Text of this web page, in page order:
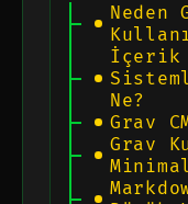
Neden
İçerik
Ne?
Grav
Grav